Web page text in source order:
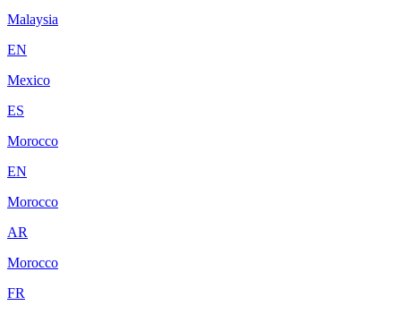
Malaysia
EN
Mexico
ES
Morocco
EN
Morocco
AR
Morocco
FR